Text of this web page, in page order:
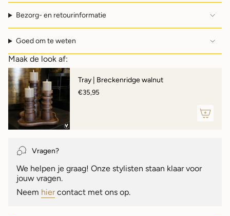
Bezorg- en retourinformatie
Goed om te weten
Maak de look af:
Tray | Breckenridge walnut
€35,95
Vragen?
We helpen je graag! Onze stylisten staan klaar voor
jouw vragen.
Neem hier contact met ons op.